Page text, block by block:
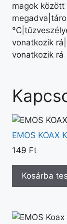
magok között
vonatkozik
vonatkozik rá
EMOS KOAX
149 Ft
Kosárba